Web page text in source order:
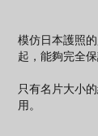
模仿日本護照
起，能夠完全
只有名片大小
用。